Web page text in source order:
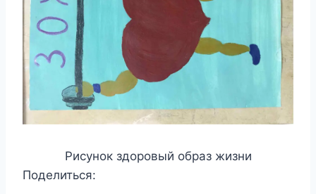
Рисунок здоровый образ жизни
Поделиться: